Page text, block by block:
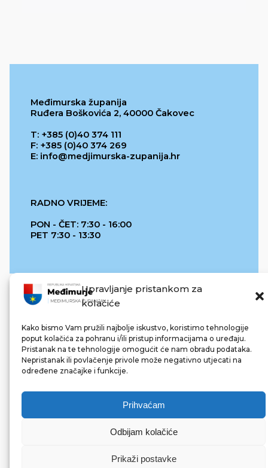
Upravljanje pristankom za
kolačiće
Kako bismo Vam pružili najbolje iskustvo, koristimo tehnologije
poput kolačića za pohranu i/ili pristup informacijama o uređaju.
Pristanak na te tehnologije omogućit će nam obradu podataka.
Nepristanak ili povlačenje privole može negativno utjecati na
određene značajke i funkcije.
Prihvaćam
Odbijam kolačiće
Prikaži postavke
Međimurska županija
Ruđera Boškovića 2, 40000 Čakovec
T: +385 (0)40 374 111
F: +385 (0)40 374 269
E: info@medjimurska-zupanija.hr
RADNO VRIJEME:
PON - ČET: 7:30 - 16:00
PET 7:30 - 13:30
REPUBLIKA HRVATSKA
© 2022 Međimurska županija. Sva prava pridržana.